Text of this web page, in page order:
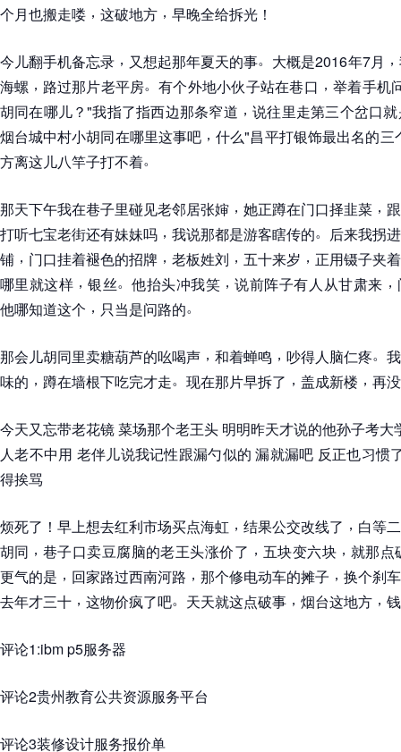
个月也搬走喽 ， 这破地方 ， 早晚全给拆光 ！
今儿翻手机备忘录 ， 又想起那年夏天的事。 大概是2016年7月 ，
海螺 ， 路过那片老平房。 有个外地小伙子站在巷口 ， 举着手机
胡同在哪儿？"我指了指西边那条窄道 ， 说往里走第三个岔口
烟台城中村小胡同在哪里这事吧 ， 什么"昌平打银饰最出名的三
方离这儿八竿子打不着。
那天下午我在巷子里碰见老邻居张婶 ， 她正蹲在门口择韭菜 ，
打听七宝老街还有妹妹吗 ， 我说那都是游客瞎传的。 后来我拐
铺 ， 门口挂着褪色的招牌 ， 老板姓刘 ， 五十来岁 ， 正用镊子夹
哪里就这样 ， 银丝。 他抬头冲我笑 ， 说前阵子有人从甘肃来 ，
他哪知道这个 ， 只当是问路的。
那会儿胡同里卖糖葫芦的吆喝声 ， 和着蝉鸣 ， 吵得人脑仁疼。
味的 ， 蹲在墙根下吃完才走。 现在那片早拆了 ， 盖成新楼 ， 再
今天又忘带老花镜 菜场那个老王头 明明昨天才说的他孙子考
人老不中用 老伴儿说我记性跟漏勺似的 漏就漏吧 反正也习惯
得挨骂
烦死了 ！ 早上想去红利市场买点海虹 ， 结果公交改线了 ， 白等
胡同 ， 巷子口卖豆腐脑的老王头涨价了 ， 五块变六块 ， 就那点
更气的是 ， 回家路过西南河路 ， 那个修电动车的摊子 ， 换个刹
去年才三十 ， 这物价疯了吧。 天天就这点破事 ， 烟台这地方 ，
评论1:ibm p5服务器
评论2贵州教育公共资源服务平台
评论3装修设计服务报价单